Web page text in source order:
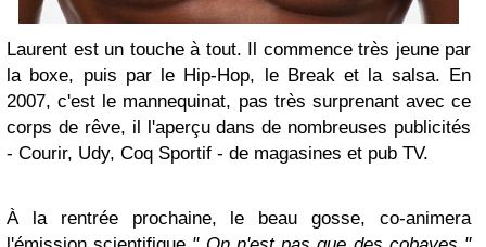
Laurent est un touche à tout. Il commence très jeune par
la boxe, puis par le Hip-Hop, le Break et la salsa. En
2007, c'est le mannequinat, pas très surprenant avec ce
corps de rêve, il l'aperçu dans de nombreuses publicités
- Courir, Udy, Coq Sportif - de magasines et pub TV.
À la rentrée prochaine, le beau gosse, co-animera